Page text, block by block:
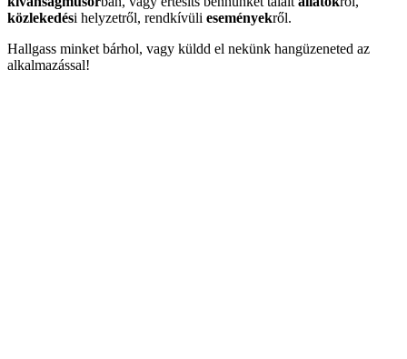
közlekedési helyzetről, rendkívüli eseményekről.
Hallgass minket bárhol, vagy küldd el nekünk hangüzeneted az
alkalmazással!